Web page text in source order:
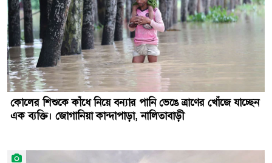
কোলের শিশুকে কাঁধে নিয়ে বন্যার পানি ভেঙে ত্রাণের খোঁজে যাচ্ছেন
এক ব্যক্তি। জোগানিয়া কান্দাপাড়া, নালিতাবাড়ী